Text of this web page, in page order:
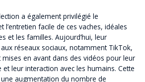
a également privilégié le
l’entretien facile de ces vaches, idéales
et les familles. Aujourd’hui, leur
réseaux sociaux, notamment TikTok,
en avant dans des vidéos pour leur
leur interaction avec les humains. Cette
augmentation du nombre de